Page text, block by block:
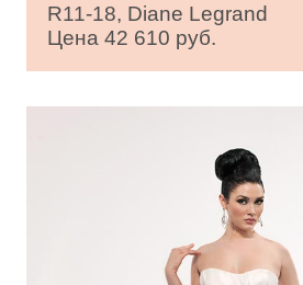
R11-18, Diane Legrand
Цена 42 610 руб.